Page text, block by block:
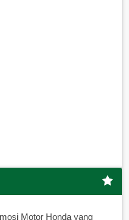
Motor Honda yang